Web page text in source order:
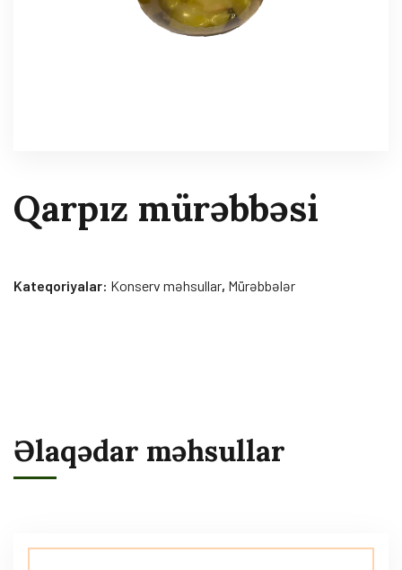
Qarpız mürəbbəsi
Kateqoriyalar: Konserv məhsullar, Mürəbbələr
Əlaqədar məhsullar